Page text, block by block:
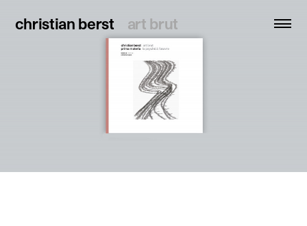
christian berst art brut
christian berst art brut
expositions